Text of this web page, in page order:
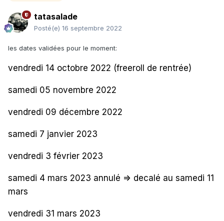
tatasalade
Posté(e) 16 septembre 2022
les dates validées pour le moment:
vendredi 14 octobre 2022 (freeroll de rentrée)
samedi 05 novembre 2022
vendredi 09 décembre 2022
samedi 7 janvier 2023
vendredi 3 février 2023
samedi 4 mars 2023 annulé => decalé au samedi 11
mars
vendredi 31 mars 2023